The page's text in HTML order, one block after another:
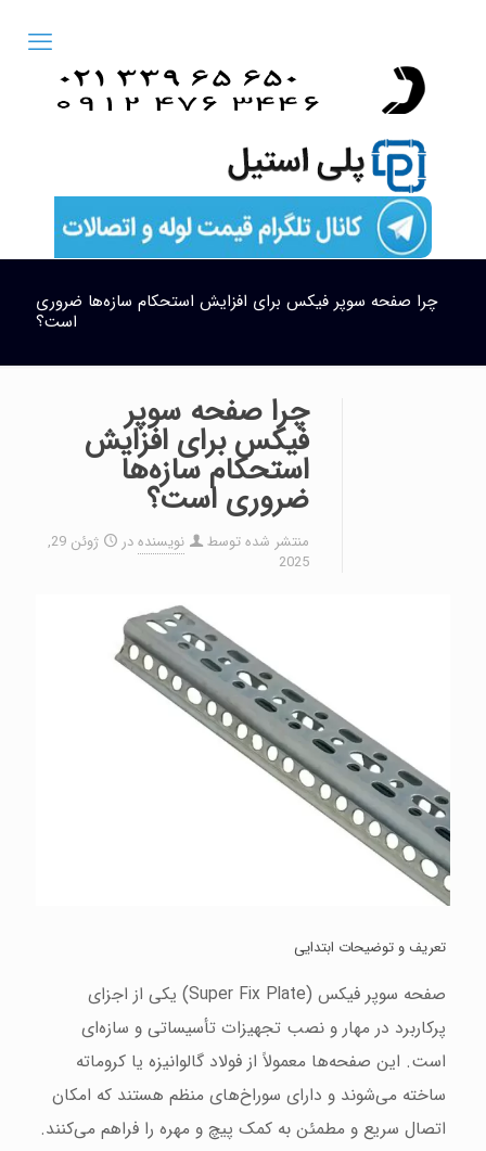
چرا صفحه سوپر فیکس برای افزایش استحکام سازه‌ها ضروری
است؟
چرا صفحه سوپر
فیکس برای افزایش
استحکام سازه‌ها
ضروری است؟
منتشر شده توسط نویسندهدر
ژوئن 29,
2025
تعریف و توضیحات ابتدایی
صفحه سوپر فیکس (Super Fix Plate) یکی از اجزای
پرکاربرد در مهار و نصب تجهیزات تأسیساتی و سازه‌ای
است. این صفحه‌ها معمولاً از فولاد گالوانیزه یا کروماته
ساخته می‌شوند و دارای سوراخ‌های منظم هستند که امکان
اتصال سریع و مطمئن به کمک پیچ و مهره را فراهم می‌کنند.